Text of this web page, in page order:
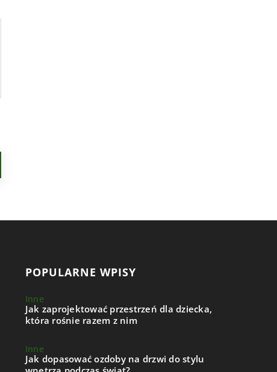
POPULARNE WPISY
Inne
Jak zaprojektować przestrzeń dla dziecka,
która rośnie razem z nim
Inne
Jak dopasować ozdoby na drzwi do stylu